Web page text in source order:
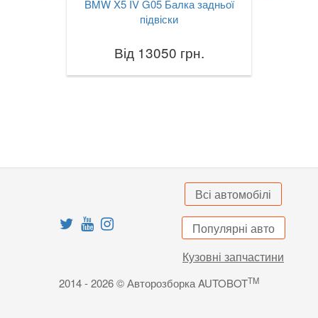
X5 I E53
X5M II E70
X5M III F85
BMW X5 IV G05 Балка задньої
підвіски
Від 13050 грн.
Всі автомобілі
Популярні авто
Кузовні запчастини
2014 - 2026 © Авторозборка AUTOBOTTM